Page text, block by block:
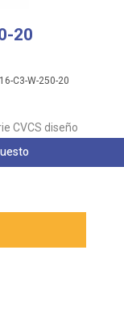
20
C3-W-250-20
CVCS diseño